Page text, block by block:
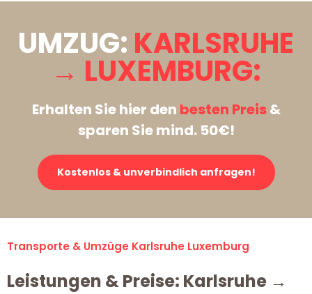
UMZUG: KARLSRUHE
→ LUXEMBURG:
Erhalten Sie hier den besten Preis&
sparen Sie mind. 50€!
Kostenlos & unverbindlich anfragen!
Transporte & Umzüge Karlsruhe Luxemburg
Leistungen & Preise: Karlsruhe →